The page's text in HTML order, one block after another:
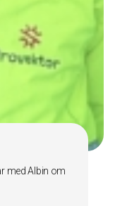
med Albin om